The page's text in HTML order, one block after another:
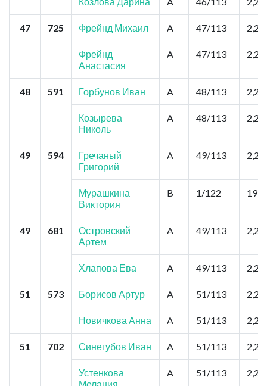
47 725 Фрейнд Михаил A 47/113 2,2
Фрейнд
Анастасия
A 47/113 2,2
48 591 Горбунов Иван A 48/113 2,2
Козырева
Николь
A 48/113 2,2
49 594
Гречаный
Григорий
A 49/113 2,2
Мурашкина
Виктория
B 1/122 19,8
49 681
Островский
Артем
A 49/113 2,2
Хлапова Ева A 49/113 2,2
51 573 Борисов Артур A 51/113 2,2
Новичкова Анна A 51/113 2,2
51 702 Синегубов Иван A 51/113 2,2
Устенкова
A 51/113 2,2